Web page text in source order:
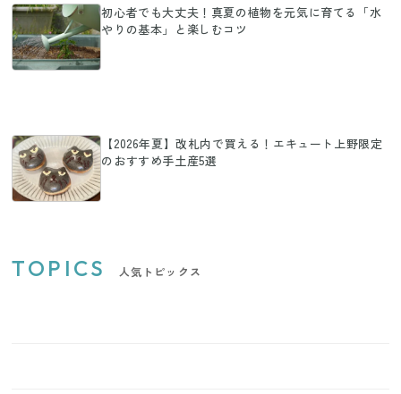
初心者でも大丈夫！真夏の植物を元気に育てる「水
やりの基本」と楽しむコツ
【2026年夏】改札内で買える！エキュート上野限定
のおすすめ手土産5選
TOPICS 人気トピックス